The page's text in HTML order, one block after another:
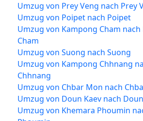
Umzug von Prey Veng nach Prey
Umzug von Poipet nach Poipet
Umzug von Kampong Cham
Cham
Umzug von Suong nach Suong
Umzug von Kampong Chhnang
Chhnang
Umzug von Chbar Mon nach
Umzug von Doun Kaev nach
Umzug von Khemara Phoumin